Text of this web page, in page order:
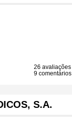
26 avaliações
9 comentários
S.A.